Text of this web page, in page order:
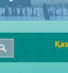
Қаз